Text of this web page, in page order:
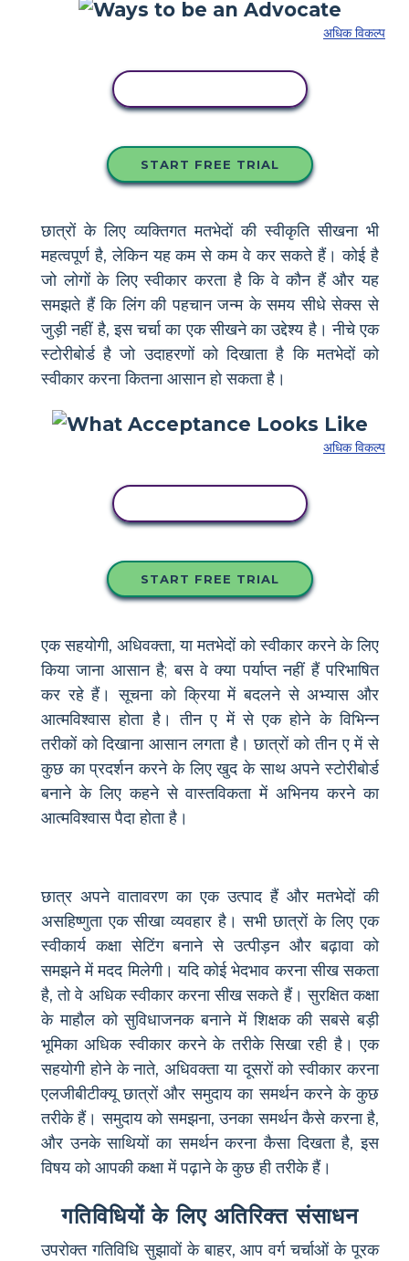
अधिक विकल्प
START FREE TRIAL
छात्रों के लिए व्यक्तिगत मतभेदों की स्वीकृति सीखना भी
महत्वपूर्ण है, लेकिन यह कम से कम वे कर सकते हैं। कोई है
जो लोगों के लिए स्वीकार करता है कि वे कौन हैं और यह
समझते हैं कि लिंग की पहचान जन्म के समय सीधे सेक्स से
जुड़ी नहीं है, इस चर्चा का एक सीखने का उद्देश्य है। नीचे एक
स्टोरीबोर्ड है जो उदाहरणों को दिखाता है कि मतभेदों को
स्वीकार करना कितना आसान हो सकता है।
अधिक विकल्प
START FREE TRIAL
एक सहयोगी, अधिवक्ता, या मतभेदों को स्वीकार करने के लिए
किया जाना आसान है; बस वे क्या पर्याप्त नहीं हैं परिभाषित
कर रहे हैं। सूचना को क्रिया में बदलने से अभ्यास और
आत्मविश्वास होता है। तीन ए में से एक होने के विभिन्न
तरीकों को दिखाना आसान लगता है। छात्रों को तीन ए में से
कुछ का प्रदर्शन करने के लिए खुद के साथ अपने स्टोरीबोर्ड
बनाने के लिए कहने से वास्तविकता में अभिनय करने का
आत्मविश्वास पैदा होता है।
छात्र अपने वातावरण का एक उत्पाद हैं और मतभेदों की
असहिष्णुता एक सीखा व्यवहार है। सभी छात्रों के लिए एक
स्वीकार्य कक्षा सेटिंग बनाने से उत्पीड़न और बढ़ावा को
समझने में मदद मिलेगी। यदि कोई भेदभाव करना सीख सकता
है, तो वे अधिक स्वीकार करना सीख सकते हैं। सुरक्षित कक्षा
के माहौल को सुविधाजनक बनाने में शिक्षक की सबसे बड़ी
भूमिका अधिक स्वीकार करने के तरीके सिखा रही है। एक
सहयोगी होने के नाते, अधिवक्ता या दूसरों को स्वीकार करना
एलजीबीटीक्यू छात्रों और समुदाय का समर्थन करने के कुछ
तरीके हैं। समुदाय को समझना, उनका समर्थन कैसे करना है,
और उनके साथियों का समर्थन करना कैसा दिखता है, इस
विषय को आपकी कक्षा में पढ़ाने के कुछ ही तरीके हैं।
गतिविधियों के लिए अतिरिक्त संसाधन
उपरोक्त गतिविधि सुझावों के बाहर, आप वर्ग चर्चाओं के पूरक